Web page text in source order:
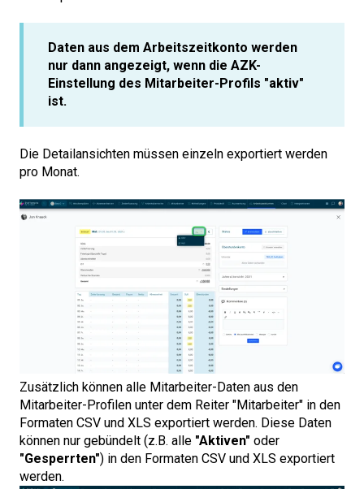
Daten aus dem Arbeitszeitkonto werden
nur dann angezeigt, wenn die AZK-
Einstellung des Mitarbeiter-Profils "aktiv"
ist.
Die Detailansichten müssen einzeln exportiert werden
pro Monat.
Zusätzlich können alle Mitarbeiter-Daten aus den
Mitarbeiter-Profilen unter dem Reiter "Mitarbeiter" in den
Formaten CSV und XLS exportiert werden. Diese Daten
können nur gebündelt (z.B. alle "Aktiven" oder
"Gesperrten") in den Formaten CSV und XLS exportiert
werden.